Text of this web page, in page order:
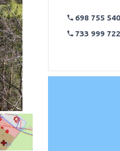
698 755 540
733 999 722